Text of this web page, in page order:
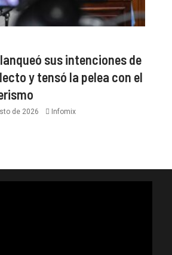
sus intenciones de
y tensó la pelea con el
de 2026 Infomix